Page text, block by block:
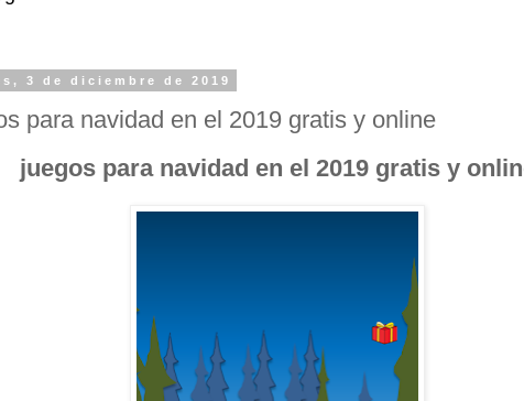
3 de diciembre de 2019
para navidad en el 2019 gratis y online
juegos para navidad en el 2019 gratis y